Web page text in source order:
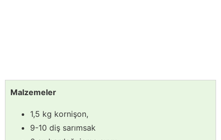
Malzemeler
1,5 kg kornişon,
9-10 diş sarımsak